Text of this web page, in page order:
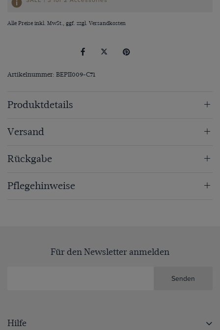
Alle Preise inkl. MwSt., ggf. zzgl. Versandkosten
Artikelnummer: BEPII009-C71
Produktdetails
Versand
Rückgabe
Pflegehinweise
Für den Newsletter anmelden
Senden
Hilfe